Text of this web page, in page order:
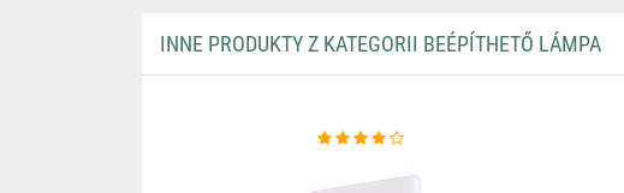
INNE PRODUKTY Z KATEGORII BEÉPÍTHETŐ LÁMPA